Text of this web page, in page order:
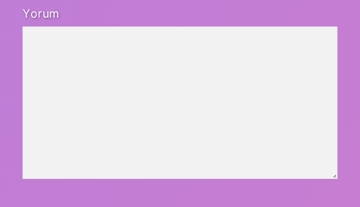
Yorum